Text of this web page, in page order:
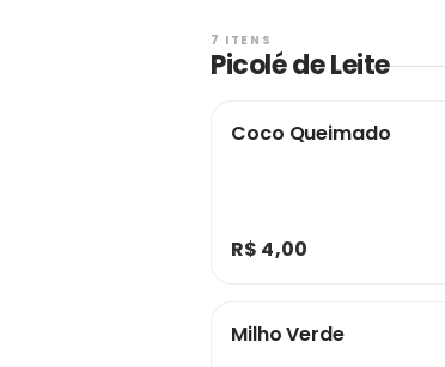
7 ITENS
Picolé de Leite
Coco Queimado
R$ 4,00
Milho Verde